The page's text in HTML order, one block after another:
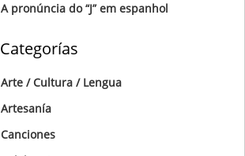
A pronúncia do “J” em espanhol
Categorías
Arte / Cultura / Lengua
Artesanía
Canciones